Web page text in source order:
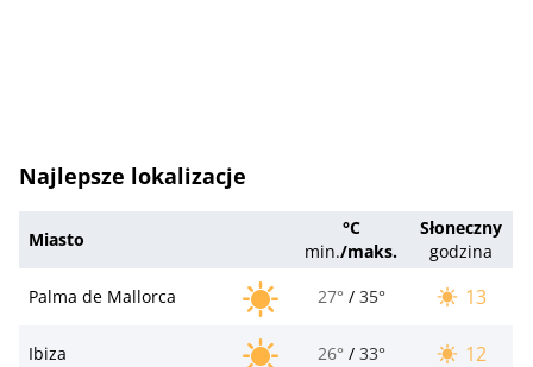
Najlepsze lokalizacje
Miasto
°C
min./maks.
Słoneczny
godzina
Palma de Mallorca
27° / 35° 13
Ibiza 26° / 33° 12